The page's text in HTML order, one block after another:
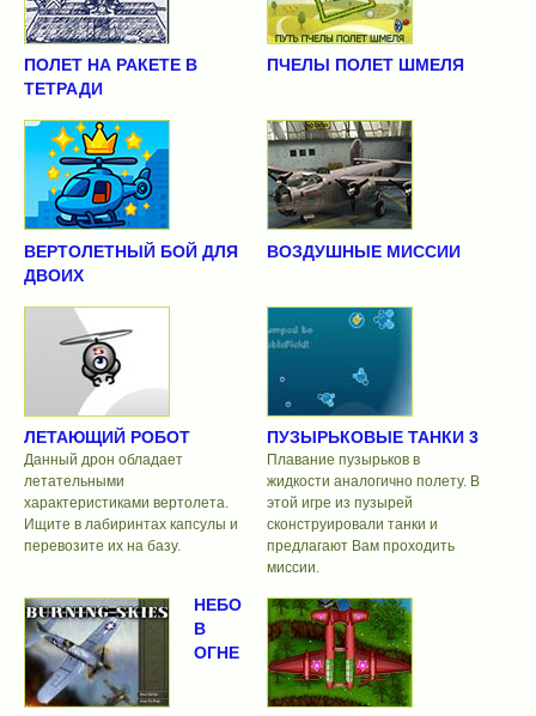
ПОЛЕТ НА РАКЕТЕ В
ТЕТРАДИ
ПЧЕЛЫ ПОЛЕТ ШМЕЛЯ
ВЕРТОЛЕТНЫЙ БОЙ ДЛЯ
ДВОИХ
ВОЗДУШНЫЕ МИССИИ
ЛЕТАЮЩИЙ РОБОТ
Данный дрон обладает
летательными
характеристиками вертолета.
Ищите в лабиринтах капсулы и
перевозите их на базу.
ПУЗЫРЬКОВЫЕ ТАНКИ 3
Плавание пузырьков в
жидкости аналогично полету. В
этой игре из пузырей
сконструировали танки и
предлагают Вам проходить
миссии.
НЕБО
В
ОГНЕ